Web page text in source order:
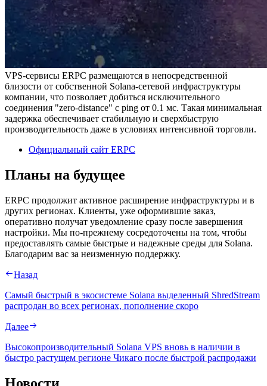
VPS-сервисы ERPC размещаются в непосредственной
близости от собственной Solana-сетевой инфраструктуры
компании, что позволяет добиться исключительного
соединения "zero-distance" с ping от 0.1 мс. Такая минимальная
задержка обеспечивает стабильную и сверхбыструю
производительность даже в условиях интенсивной торговли.
Официальный сайт ERPC
Планы на будущее
ERPC продолжит активное расширение инфраструктуры и в
других регионах. Клиенты, уже оформившие заказ,
оперативно получат уведомление сразу после завершения
настройки. Мы по-прежнему сосредоточены на том, чтобы
предоставлять самые быстрые и надежные среды для Solana.
Благодарим вас за неизменную поддержку.
Назад
Самый быстрый в экосистеме Solana выделенный ShredStream
распродан во всех регионах, пополнение скоро
Далее
Высокопроизводительный Solana VPS вновь в наличии в
быстро растущем регионе Чикаго после быстрой распродажи